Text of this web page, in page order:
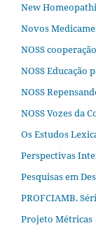
New
Novos
NOSS
NOSS Educação
NOSS
NOSS Vozes da
Os Estudos
Perspectivas
Pesquisas em
PROFCIAMB.
Projeto Métricas